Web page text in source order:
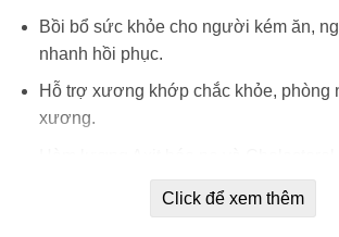
Bồi bổ sức khỏe cho người kém ăn,
nhanh hồi phục.
Hỗ trợ xương khớp chắc khỏe, phòng
xương.
Bổ sung DHA, Omega cho trẻ phát
Click để xem thêm